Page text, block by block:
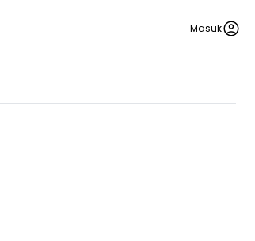
Masuk